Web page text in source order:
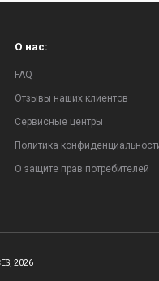
О нас:
FAQ
Отзывы наших клиентов
Сервисные центры
Политика
О защите прав потребителей
2026